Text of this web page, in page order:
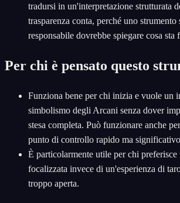
tradursi in un'interpretazione strutturata
trasparenza conta, perché uno strumento
responsabile dovrebbe spiegare cosa sta
Per chi è pensato questo
Funziona bene per chi inizia e vuole un
simbolismo degli Arcani senza dover
stesa completa. Può funzionare anche
punto di controllo rapido ma
È particolarmente utile per chi preferisce
focalizzata invece di un'esperienza di
troppo aperta.